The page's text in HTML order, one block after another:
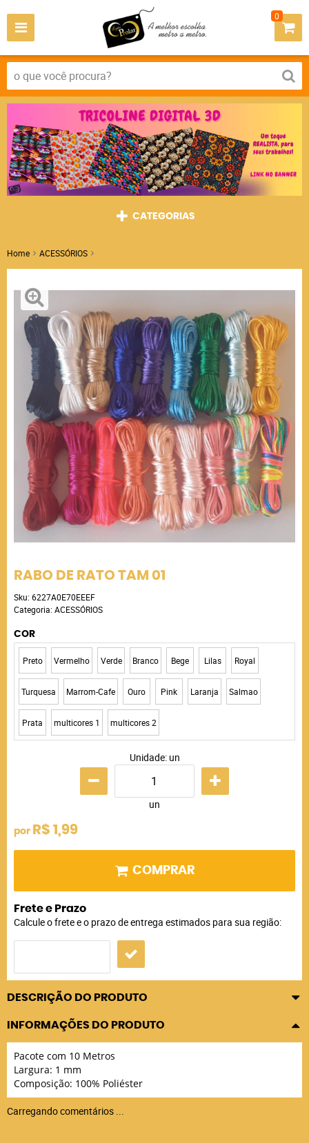
0
CATEGORIAS
Home ACESSÓRIOS
RABO DE RATO TAM 01
Sku: 6227A0E70EEEF
Categoria: ACESSÓRIOS
COR
Preto Vermelho Verde Branco Bege Lilas Royal
Turquesa Marrom-Cafe Ouro Pink Laranja Salmao
Prata multicores 1 multicores 2
Unidade: un
un
por R$ 1,99
COMPRAR
Frete e Prazo
Calcule o frete e o prazo de entrega estimados para sua região:
DESCRIÇÃO DO PRODUTO
INFORMAÇÕES DO PRODUTO
Pacote com 10 Metros
Largura: 1 mm
Composição: 100% Poliéster
Carregando comentários ...